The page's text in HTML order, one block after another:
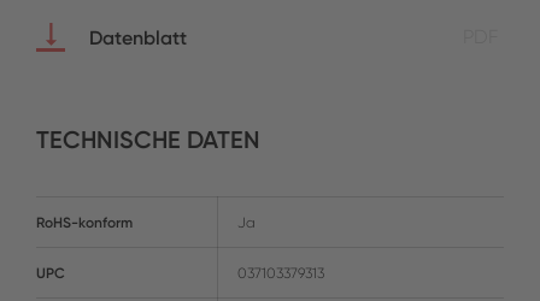
Datenblatt
TECHNISCHE DATEN
RoHS-konform Ja
UPC 037103379313